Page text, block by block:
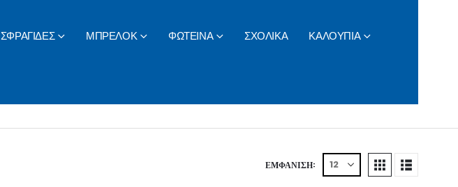
ΣΦΡΑΓΙΔΕΣ ΜΠΡΕΛΟΚ ΦΩΤΕΙΝΑ ΣΧΟΛΙΚΑ ΚΑΛΟΥΠΙΑ
ΕΜΦΆΝΙΣΗ: